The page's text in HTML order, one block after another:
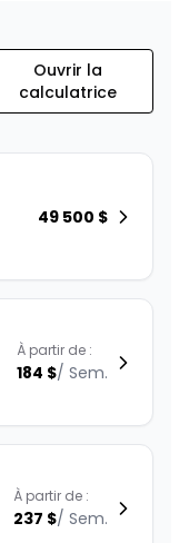
Ouvrir la
calculatrice
49 500 $
À partir de :
184 $/ Sem.
À partir de :
237 $/ Sem.